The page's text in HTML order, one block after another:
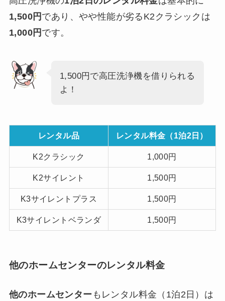
1,500円 であり、やや性能が劣るK2クラシックは
1,000円 です。
1,500円で高圧洗浄機を借りられる
よ！
レンタル品 レンタル料金（1泊2日）
K2クラシック 1,000円
K2サイレント 1,500円
K3サイレントプラス 1,500円
K3サイレントベランダ 1,500円
他のホームセンターのレンタル料金
他のホームセンター もレンタル料金（1泊2日）は